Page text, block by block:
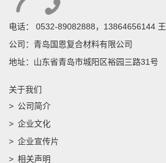
电话： 0532-89082888，13864656144 王
公司：青岛国恩复合材料有限公司
地址：山东省青岛市城阳区裕园三路31号
关于我们
公司简介
企业文化
企业宣传片
相关声明